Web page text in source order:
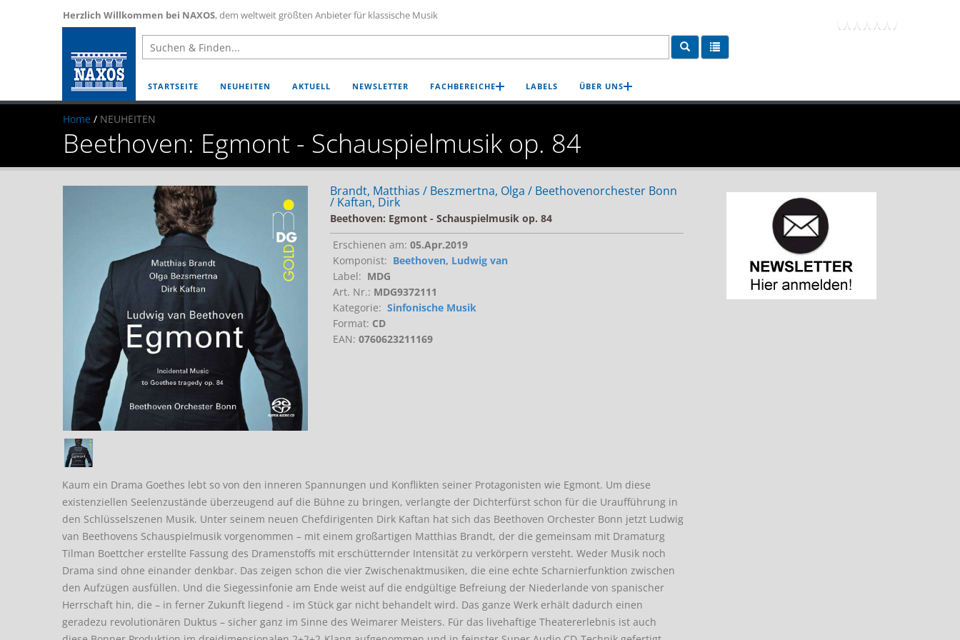
Herzlich Willkommen bei NAXOS, dem weltweit größten Anbieter für klassische Musik
STARTSEITE NEUHEITEN AKTUELL NEWSLETTER FACHBEREICHE LABELS ÜBER UNS
Home / NEUHEITEN
Beethoven: Egmont - Schauspielmusik op. 84
Brandt, Matthias / Beszmertna, Olga / Beethovenorchester Bonn
/ Kaftan, Dirk
Beethoven: Egmont - Schauspielmusik op. 84
Erschienen am: 05.Apr.2019
Komponist: Beethoven, Ludwig van
Label: MDG
Art. Nr.: MDG9372111
Kategorie: Sinfonische Musik
Format: CD
EAN: 0760623211169
Kaum ein Drama Goethes lebt so von den inneren Spannungen und Konflikten seiner Protagonisten wie Egmont. Um diese
existenziellen Seelenzustände überzeugend auf die Bühne zu bringen, verlangte der Dichterfürst schon für die Uraufführung in
den Schlüsselszenen Musik. Unter seinem neuen Chefdirigenten Dirk Kaftan hat sich das Beethoven Orchester Bonn jetzt Ludwig
van Beethovens Schauspielmusik vorgenommen – mit einem großartigen Matthias Brandt, der die gemeinsam mit Dramaturg
Tilman Boettcher erstellte Fassung des Dramenstoffs mit erschütternder Intensität zu verkörpern versteht. Weder Musik noch
Drama sind ohne einander denkbar. Das zeigen schon die vier Zwischenaktmusiken, die eine echte Scharnierfunktion zwischen
den Aufzügen ausfüllen. Und die Siegessinfonie am Ende weist auf die endgültige Befreiung der Niederlande von spanischer
Herrschaft hin, die – in ferner Zukunft liegend - im Stück gar nicht behandelt wird. Das ganze Werk erhält dadurch einen
geradezu revolutionären Duktus – sicher ganz im Sinne des Weimarer Meisters. Für das livehaftige Theatererlebnis ist auch